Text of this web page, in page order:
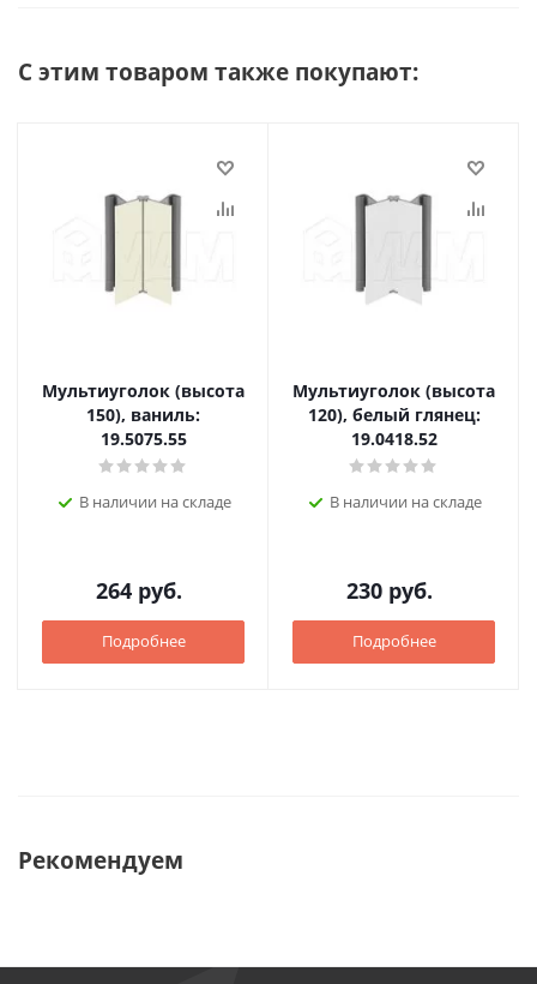
С этим товаром также покупают:
Мультиуголок (высота
150), ваниль:
19.5075.55
В наличии на складе
264 руб.
Подробнее
Мультиуголок (высота
120), белый глянец:
19.0418.52
В наличии на складе
230 руб.
Подробнее
Рекомендуем